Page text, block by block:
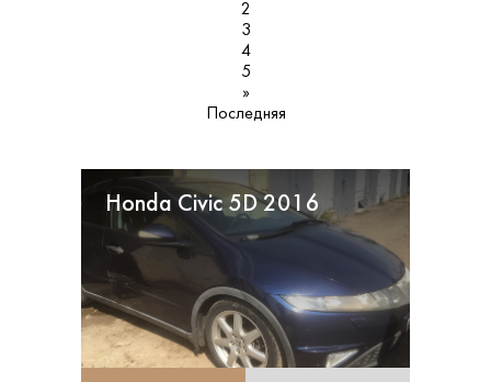
2
3
4
5
»
Последняя
Honda Civic 5D 2016